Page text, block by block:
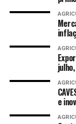
foto em meio a
subtrair o
aplicar golpes
“Hoje, o foco
rápidas.
inclusive utilizar
aplicativo
para a pessoa
gravado no
e